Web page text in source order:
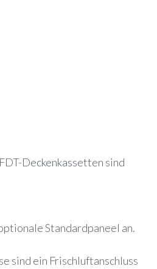
Deckenkassetten sind
Standardpaneel an.
sind ein Frischluftanschluss